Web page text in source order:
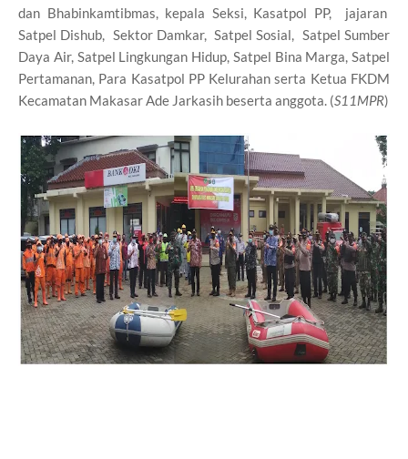
dan Bhabinkamtibmas, kepala Seksi, Kasatpol PP, jajaran
Satpel Dishub, Sektor Damkar, Satpel Sosial, Satpel Sumber
Daya Air, Satpel Lingkungan Hidup, Satpel Bina Marga, Satpel
Pertamanan, Para Kasatpol PP Kelurahan serta Ketua FKDM
Kecamatan Makasar Ade Jarkasih beserta anggota. (S11MPR)